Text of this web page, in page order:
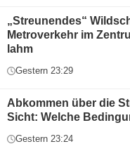
„Streunendes“
Metroverkehr im
lahm
Gestern 23:29
Abkommen über die
Sicht: Welche
Gestern 23:24